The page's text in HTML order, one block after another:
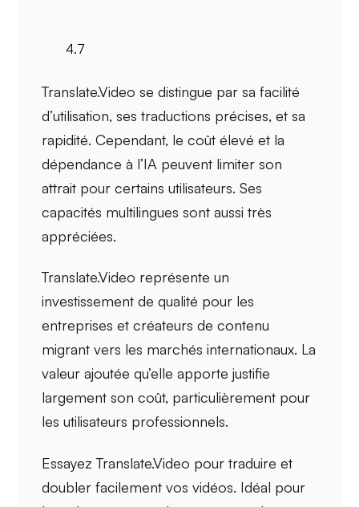
4.7
Translate.Video se distingue par safacilité
d’utilisation, sestraductions précises, et sa
rapidité. Cependant, lecoût élevé et la
dépendance à l’IA peuvent limiter son
attrait pour certains utilisateurs. Ses
capacités multilingues sont aussi très
appréciées.
Translate.Video représente un
investissement de qualité pour les
entreprises et créateurs de contenu
migrant vers les marchés internationaux. La
valeur ajoutée qu’elle apporte justifie
largement son coût, particulièrement pour
les utilisateurs professionnels.
Essayez Translate.Video pourtraduire et
doubler facilement vos vidéos. Idéal pour